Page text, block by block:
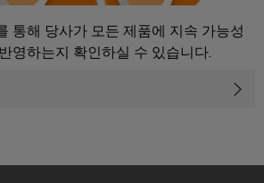
통해 당사가 모든 제품에 지속 가능성
영하는지 확인하실 수 있습니다.